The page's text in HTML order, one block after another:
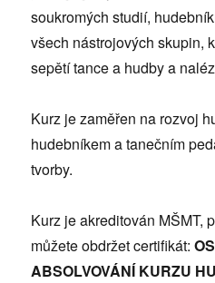
soukromých studií,
všech nástrojových skupin,
sepětí tance a hudby a
Kurz je zaměřen na rozvoj
hudebníkem a tanečním
tvorby.
Kurz je akreditován MŠMT,
můžete obdržet certifikát:
ABSOLVOVÁNÍ KURZU